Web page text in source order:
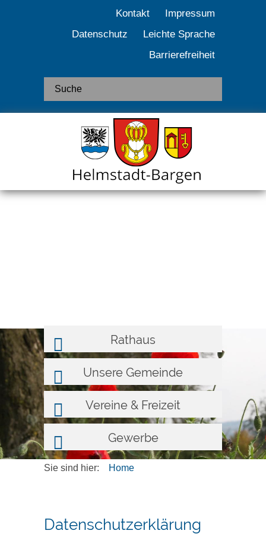
Kontakt
Impressum
Datenschutz
Leichte Sprache
Barrierefreiheit
Rathaus
Unsere Gemeinde
Vereine & Freizeit
Gewerbe
Sie sind hier: Home
Datenschutzerklärung